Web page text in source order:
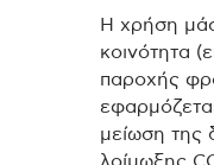
H xρήση
κοινότητα
παροχής
μείωση της